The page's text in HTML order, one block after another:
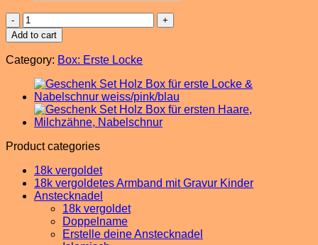
Holz
Box
erste
Locke,
blau/pink/weiss
quantity
Add to cart
Category: Box: Erste Locke
Product categories
18k vergoldet
18k vergoldetes Armband mit Gravur Kinder
Anstecknadel
18k vergoldet
Doppelname
Erstelle deine Anstecknadel